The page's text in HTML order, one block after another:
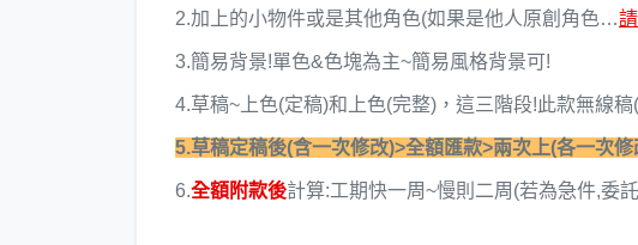
2.加上的小物件或是其他角色(如果是他人原創角色…
3.簡易背景!單色&色塊為主~簡易風格背景可!
4.草稿~上色(定稿)和上色(完整)，這三階段!此款無線
5.草稿定稿後(含一次修改)>全額匯款>兩次上(各一次修
6.全額附款後計算:工期快一周~慢則二周(若為急件,委